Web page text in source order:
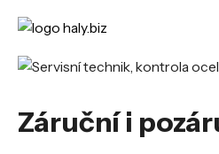
Záruční i